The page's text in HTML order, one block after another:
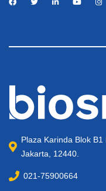
Plaza Karinda Blok
Jakarta, 12440.
021-75900664